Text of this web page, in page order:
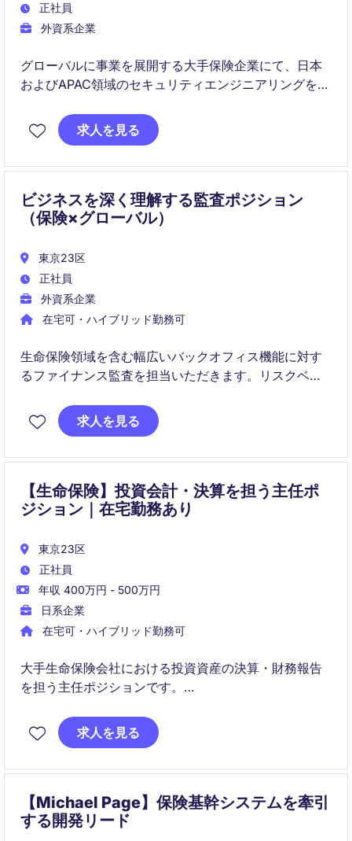
正社員
外資系企業
グローバルに事業を展開する大手保険企業にて、日本
およびAPAC領域のセキュリティエンジニアリングをリ
マルチクラウド環境まで幅広いセキュリティ基盤を担
当し、組織全体のセキュリティ強化を推進していただ
求人を見る
ビジネスを深く理解する監査ポジション
（保険×グローバル）
東京23区
正社員
外資系企業
在宅可・ハイブリッド勤務可
生命保険領域を含む幅広いバックオフィス機能に対す
るファイナンス監査を担当いただきます。リスクベー
献するポジションです。
求人を見る
【生命保険】投資会計・決算を担う主任ポ
ジション｜在宅勤務あり
東京23区
正社員
年収 400万円 - 500万円
日系企業
在宅可・ハイブリッド勤務可
大手生命保険会社における投資資産の決算・財務報告
を担う主任ポジションです。
日本基準の投資会計に加え、監査対応やグローバル本
社との連携を通じて専門性を高めていただきます。
求人を見る
【Michael Page】保険基幹システムを牽引
する開発リード